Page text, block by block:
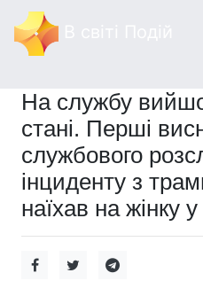
На службу
стані. Перші
службового
інциденту з
наїхав на жінку